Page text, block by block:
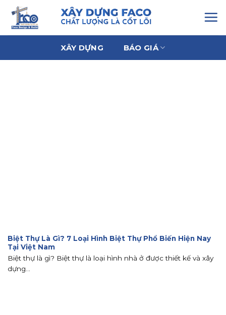
Chuyển
đến
nội
XÂY DỰNG BÁO GIÁ
Biệt Thự Là Gì? 7 Loại Hình Biệt Thự Phổ Biến Hiện Nay
Tại Việt Nam
Biệt thự là gì? Biệt thự là loại hình nhà ở được thiết kế và xây
dựng...